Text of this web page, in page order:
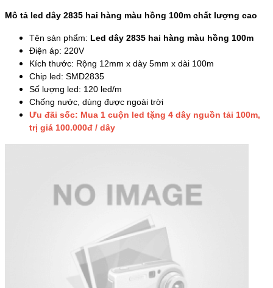
Mô tả led dây 2835 hai hàng màu hồng 100m chất lượng cao
Tên sản phẩm: Led dây 2835 hai hàng màu hồng 100m
Điện áp: 220V
Kích thước: Rộng 12mm x dày 5mm x dài 100m
Chip led: SMD2835
Số lượng led: 120 led/m
Chống nước, dùng được ngoài trời
Ưu đãi sốc: Mua 1 cuộn led tặng 4 dây nguồn tải 100m,
trị giá 100.000đ / dây